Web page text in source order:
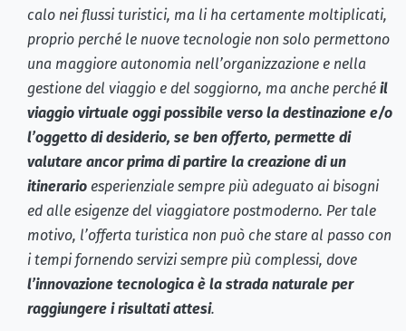
calo nei flussi turistici, ma li ha certamente moltiplicati,
proprio perché le nuove tecnologie non solo permettono
una maggiore autonomia nell’organizzazione e nella
gestione del viaggio e del soggiorno, ma anche perché il
viaggio virtuale oggi possibile verso la destinazione e/o
l’oggetto di desiderio, se ben offerto, permette di
valutare ancor prima di partire la creazione di un
itinerario esperienziale sempre più adeguato ai bisogni
ed alle esigenze del viaggiatore postmoderno. Per tale
motivo, l’offerta turistica non può che stare al passo con
i tempi fornendo servizi sempre più complessi, dove
l’innovazione tecnologica è la strada naturale per
raggiungere i risultati attesi.